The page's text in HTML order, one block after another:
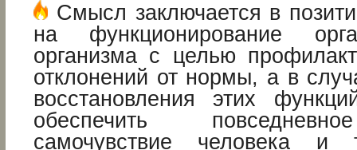
Смысл заключается в
на функционирование
организма с целью
отклонений от нормы, а в
восстановления этих
обеспечить
самочувствие человека и